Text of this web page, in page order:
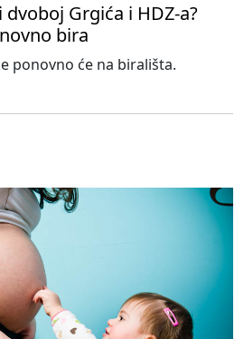
Grgića i HDZ-a?
bira
ponovno će na birališta.